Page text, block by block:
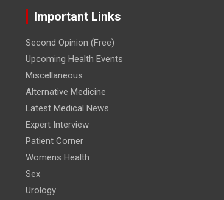
Important Links
Second Opinion (Free)
Upcoming Health Events
Miscellaneous
Alternative Medicine
Latest Medical News
Expert Interview
Patient Corner
Womens Health
Sex
Urology